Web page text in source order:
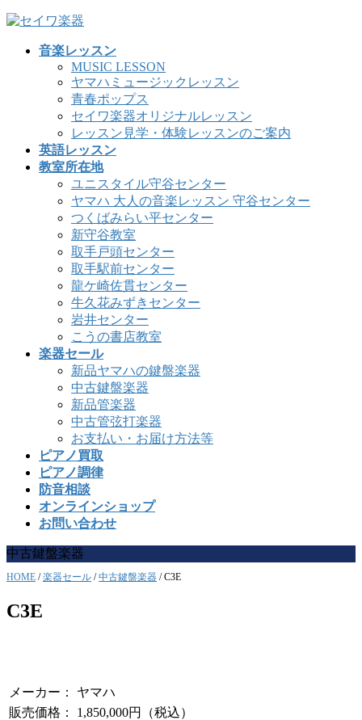
コ
ナ
音楽レッスン
MUSIC LESSON
ヤマハミュージックレッスン
青春ポップス
セイワ楽器オリジナルレッスン
レッスン見学・体験レッスンのご案内
英語レッスン
教室所在地
ユニスタイル守谷センター
ヤマハ 大人の音楽レッスン 守谷センター
つくばみらい平センター
新守谷教室
取手戸頭センター
取手駅前センター
龍ケ崎佐貫センター
牛久花みずきセンター
岩井センター
こうの書店教室
楽器セール
新品ヤマハの鍵盤楽器
中古鍵盤楽器
新品管楽器
中古管弦打楽器
お支払い・お届け方法等
ピアノ買取
ピアノ調律
防音相談
オンラインショップ
お問い合わせ
中古鍵盤楽器
HOME /楽器セール /中古鍵盤楽器 /C3E
C3E
メーカー： ヤマハ
販売価格： 1,850,000円（税込）